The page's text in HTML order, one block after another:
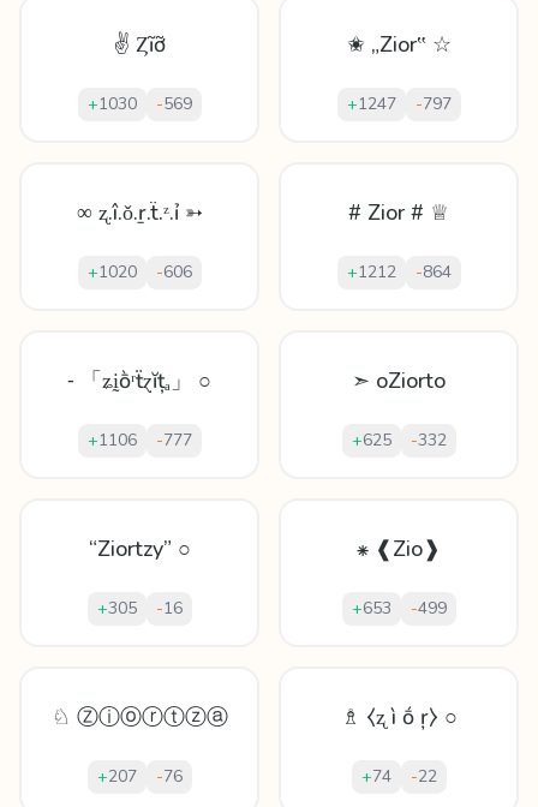
✌ Ȥĩỡ
+1030 -569
✬ „Zior‟ ☆
+1247 -797
∞ ʐ.î.ǒ.ṟ.ẗ.ᶻ.ỉ ➳
+1020 -606
# Zior # ♕
+1212 -864
⁃ 「ʑḭṑʳẗɀĭțₐ」 ○
+1106 -777
➣ oZiorto
+625 -332
“Ziortzy” ○
+305 -16
⁕ ❰Zio❱
+653 -499
♘ Ⓩⓘⓞⓡⓣⓩⓐ
+207 -76
♗ ⧼ʐ ì ṓ ŗ⧽ ○
+74 -22